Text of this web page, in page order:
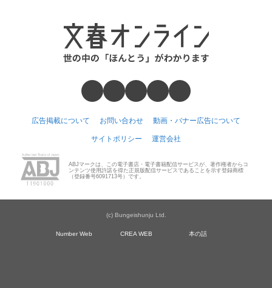
広告掲載について お問い合わせ 動画・バナー広告について
サイトポリシー 運営会社
ABJマークは、この電子書店・電子書籍配信サービスが、著作権者からコ
ンテンツ使用許諾を得た正規版配信サービスであることを示す登録商標
（登録番号6091713号）です。
(c) Bungeishunju Ltd.
Number Web CREA WEB 本の話